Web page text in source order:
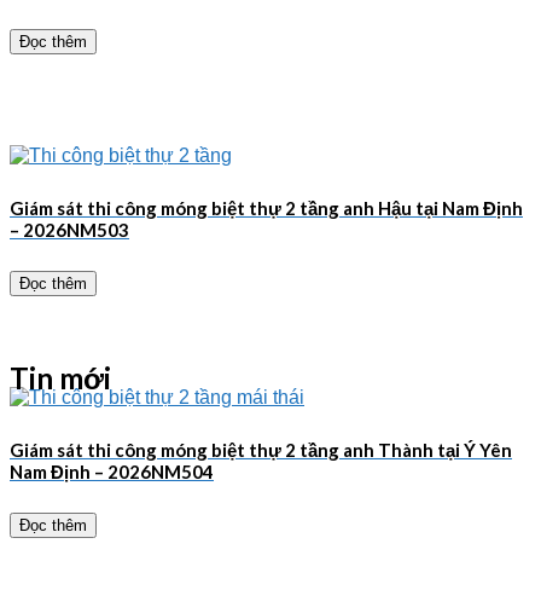
Đọc thêm
Giám sát thi công móng biệt thự 2 tầng anh Hậu tại Nam Định
– 2026NM503
Đọc thêm
Giám sát thi công móng biệt thự 2 tầng anh Thành tại Ý Yên
Nam Định – 2026NM504
Đọc thêm
Tin mới